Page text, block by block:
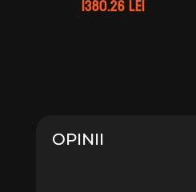
1380.26lei
OPINII